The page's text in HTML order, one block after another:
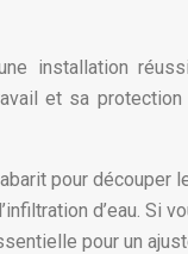
installation
et sa
pour découper
d’eau. Si
pour un